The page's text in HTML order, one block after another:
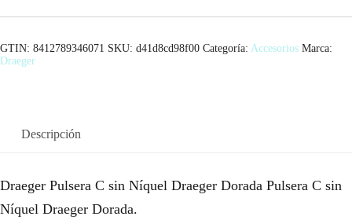
GTIN: 8412789346071 SKU: d41d8cd98f00 Categoría: Accesorios Marca:
Draeger
Descripción
Draeger Pulsera C sin Níquel Draeger Dorada Pulsera C sin
Níquel Draeger Dorada.